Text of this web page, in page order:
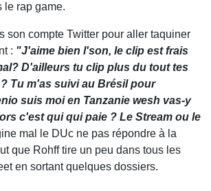
le rap game.
son compte Twitter pour aller taquiner
: "J'aime bien l'son, le clip est frais
D'ailleurs tu clip plus du tout tes
Tu m'as suivi au Brésil pour
suis moi en Tanzanie wesh vas-y
c'est qui qui paie ? Le Stream ou le
mal le DUc ne pas répondre à la
que Rohff tire un peu dans tous les
en sortant quelques dossiers.